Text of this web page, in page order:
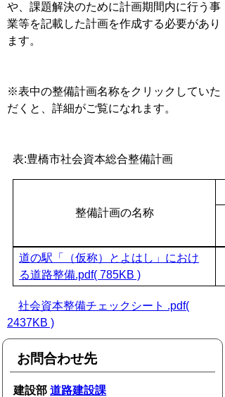
や、課題解決のために計画期間内に行う事
業等を記載した計画を作成する必要があり
ます。
※表中の整備計画名称をクリックしていた
だくと、詳細がご覧になれます。
表:豊橋市社会資本総合整備計画
整備計画の名称
道の駅「（仮称）とよはし」におけ
る道路整備.pdf( 785KB )
社会資本整備チェックシート .pdf(
2437KB )
お問合わせ先
建設部道路建設課